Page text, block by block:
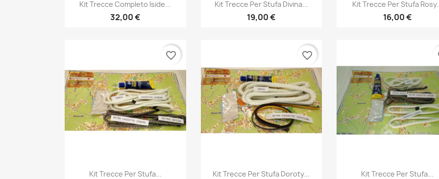

Kit Trecce Completo Iside...
32,00 €

Kit Trecce Per Stufa Divina...
19,00 €

Kit Trecce Per Stufa
16,00 €
Anteprima
Kit Trecce Per Stufa...
favorite_border
 Anteprima
Kit Trecce Per Stufa Doroty...
favorite_border
Anteprima
Kit Trecce Per Stufa...